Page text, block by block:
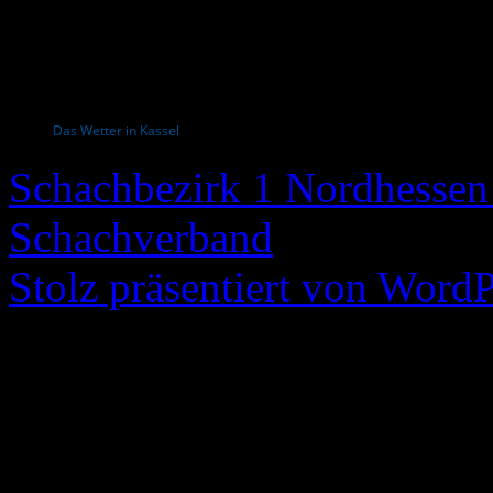
Das Wetter in Kassel
Schachbezirk 1
Schachverband
Stolz präsentiert von